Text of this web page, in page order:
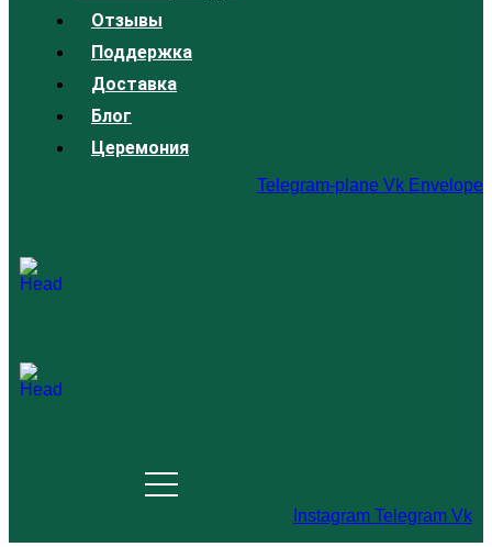
Отзывы
Поддержка
Доставка
Блог
Церемония
Telegram-plane Vk Envelope
Instagram Telegram Vk